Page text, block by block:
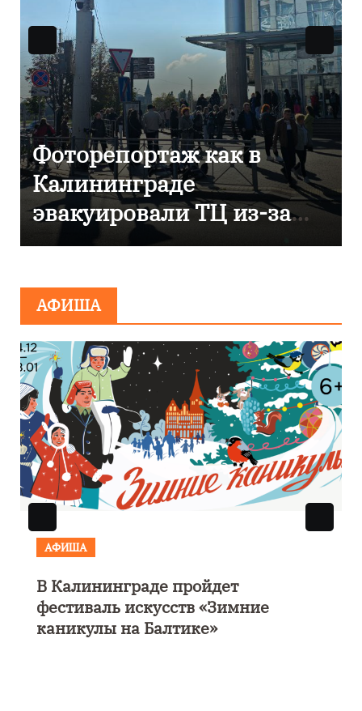
В Калининграде
отметили 80-летие
компании «Россети
Янтарь»
АФИША
АФИША
В Калининграде пройдет
фестиваль искусств «Зимние
каникулы на Балтике»